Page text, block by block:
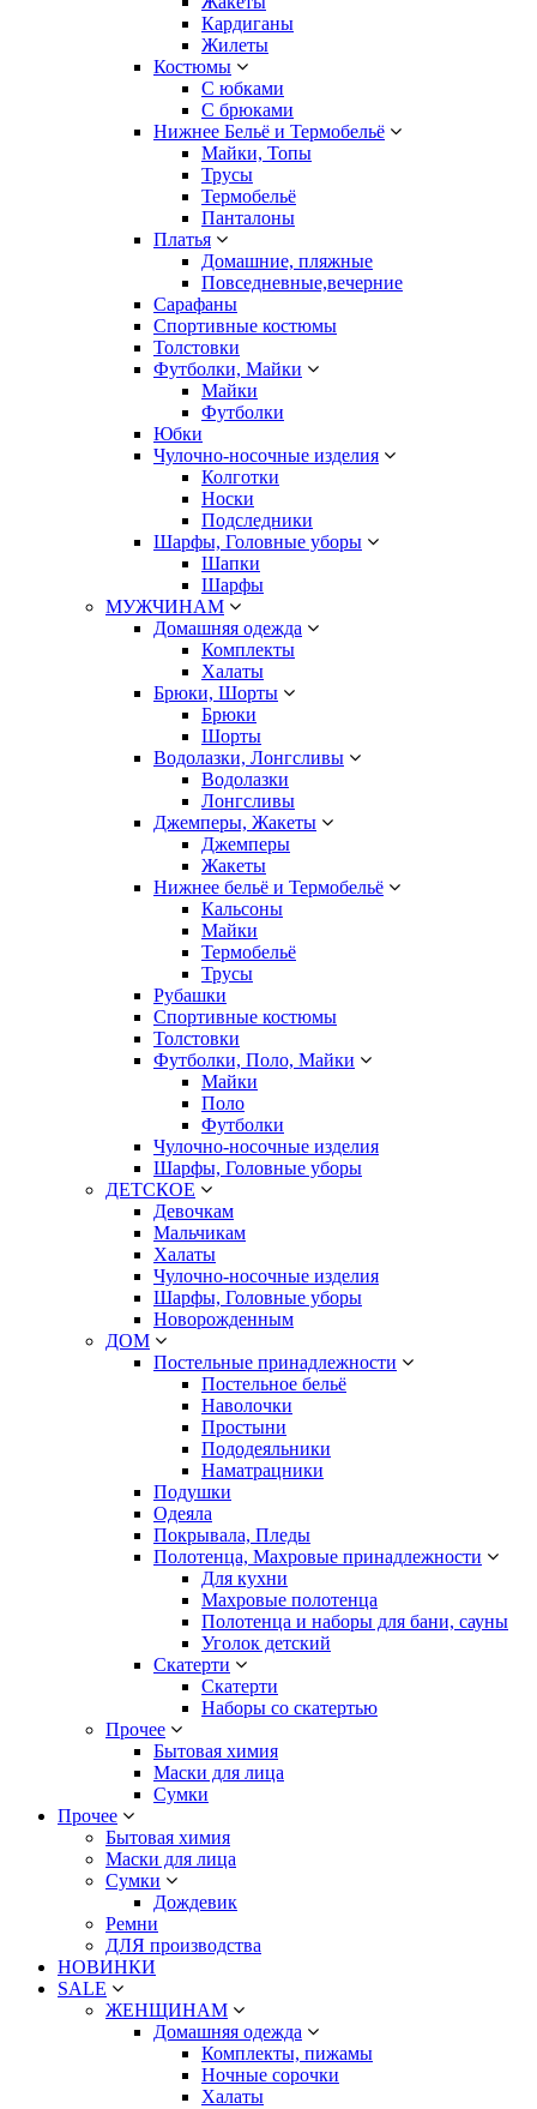
Кардиганы
Жилеты
Костюмы
С юбками
С брюками
Нижнее Бельё и Термобельё
Майки, Топы
Трусы
Термобельё
Панталоны
Платья
Домашние, пляжные
Повседневные,вечерние
Сарафаны
Спортивные костюмы
Толстовки
Футболки, Майки
Майки
Футболки
Юбки
Чулочно-носочные изделия
Колготки
Носки
Подследники
Шарфы, Головные уборы
Шапки
Шарфы
МУЖЧИНАМ
Домашняя одежда
Комплекты
Халаты
Брюки, Шорты
Брюки
Шорты
Водолазки, Лонгсливы
Водолазки
Лонгсливы
Джемперы, Жакеты
Джемперы
Жакеты
Нижнее бельё и Термобельё
Кальсоны
Майки
Термобельё
Трусы
Рубашки
Спортивные костюмы
Толстовки
Футболки, Поло, Майки
Майки
Поло
Футболки
Чулочно-носочные изделия
Шарфы, Головные уборы
ДЕТСКОЕ
Девочкам
Мальчикам
Халаты
Чулочно-носочные изделия
Шарфы, Головные уборы
Новорожденным
ДОМ
Постельные принадлежности
Постельное бельё
Наволочки
Простыни
Пододеяльники
Наматрацники
Подушки
Одеяла
Покрывала, Пледы
Полотенца, Махровые принадлежности
Для кухни
Махровые полотенца
Полотенца и наборы для бани, сауны
Уголок детский
Скатерти
Скатерти
Наборы со скатертью
Прочее
Бытовая химия
Маски для лица
Сумки
Прочее
Бытовая химия
Маски для лица
Сумки
Дождевик
Ремни
ДЛЯ производства
НОВИНКИ
SALE
ЖЕНЩИНАМ
Домашняя одежда
Комплекты, пижамы
Ночные сорочки
Халаты